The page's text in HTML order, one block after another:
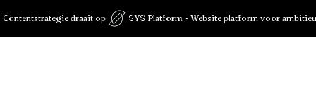
Contentstrategie draait op SYS Platform - Website platform voor